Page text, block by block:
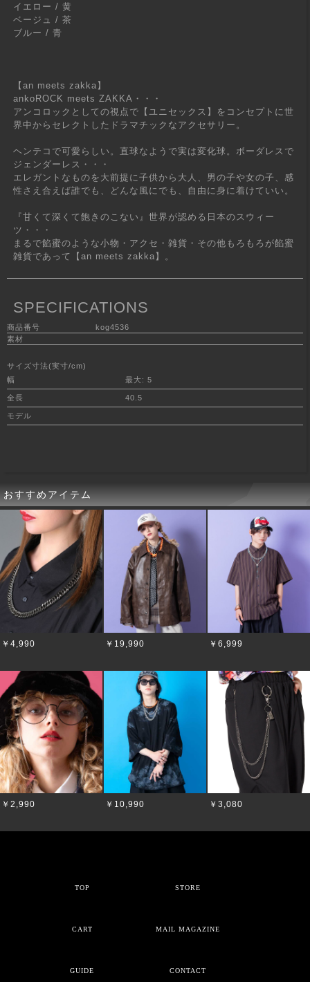
イエロー / 黄
ベージュ / 茶
ブルー / 青
【an meets zakka】
ankoROCK meets ZAKKA・・・
アンコロックとしての視点で【ユニセックス】をコンセプトに世
界中からセレクトしたドラマチックなアクセサリー。
ヘンテコで可愛らしい。直球なようで実は変化球。ボーダレスで
ジェンダーレス・・・
エレガントなものを大前提に子供から大人、男の子や女の子、感
性さえ合えば誰でも、どんな風にでも、自由に身に着けていい。
『甘くて深くて飽きのこない』世界が認める日本のスウィー
ツ・・・
まるで餡蜜のような小物・アクセ・雑貨・その他もろもろが餡蜜
雑貨であって【an meets zakka】。
SPECIFICATIONS
商品番号
kog4536
素材
サイズ寸法(実寸/cm)
幅
最大: 5
全長 40.5
モデル
おすすめアイテム
￥4,990 ￥19,990 ￥6,999
￥2,990 ￥10,990 ￥3,080
TOP STORE
CART MAIL MAGAZINE
GUIDE CONTACT